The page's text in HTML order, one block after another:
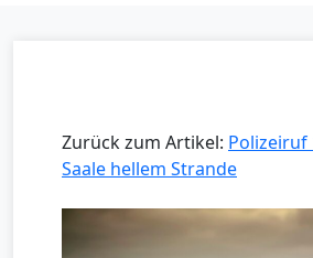
Zurück zum Artikel: Polizeiruf
Saale hellem Strande